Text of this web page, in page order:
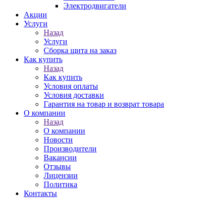
Электродвигатели
Акции
Услуги
Назад
Услуги
Сборка щита на заказ
Как купить
Назад
Как купить
Условия оплаты
Условия доставки
Гарантия на товар и возврат товара
О компании
Назад
О компании
Новости
Производители
Вакансии
Отзывы
Лицензии
Политика
Контакты